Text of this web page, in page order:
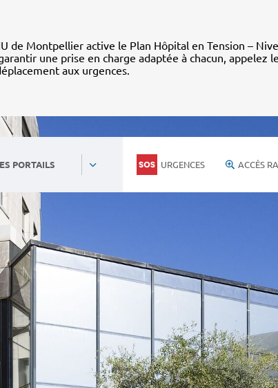
de Montpellier active le Plan Hôpital en Tension –
une prise en charge adaptée à chacun, appelez
aux urgences.
PORTAILS URGENCES ACCÈS